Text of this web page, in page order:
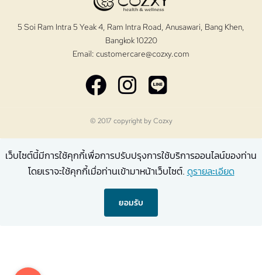
5 Soi Ram Intra 5 Yeak 4, Ram Intra Road, Anusawari, Bang Khen,
Bangkok 10220
Email: customercare@cozxy.com
© 2017 copyright byCozxy
เว็บไซต์นี้มีการใช้คุกกี้เพื่อการปรับปรุงการใช้บริการออนไลน์ของท่าน
โดยเราจะใช้คุกกี้เมื่อท่านเข้ามาหน้าเว็บไซต์. ดูรายละเอียด
ยอมรับ